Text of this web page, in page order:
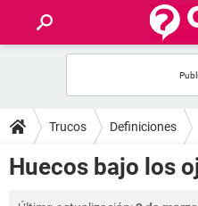
FOROS
SALUD
Trucos Definiciones
Huecos bajo los